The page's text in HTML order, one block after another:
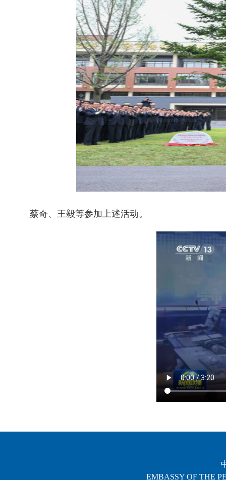
蔡奇、王毅等参加上述活动。
EMBASSY OF THE